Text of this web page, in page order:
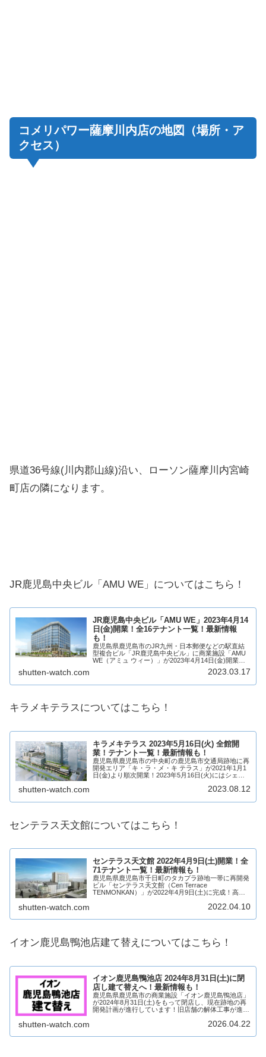
コメリパワー薩摩川内店の地図（場所・ア
クセス）
県道36号線(川内郡山線)沿い、ローソン薩摩川内宮崎
町店の隣になります。
JR鹿児島中央ビル「AMU WE」についてはこちら！
JR鹿児島中央ビル「AMU WE」2023年4月14
日(金)開業！全16テナント一覧！最新情報
も！
鹿児島県鹿児島市のJR九州・日本郵便などの駅直結
型複合ビル「JR鹿児島中央ビル」に商業施設「AMU
WE（アミュ ウィー）」が2023年4月14日(金)開業！
JR鹿児島中央ビルはオフィス、商業施設で構成さ
れ、アミュウィーには山形屋ストアをは...
shutten-watch.com 2023.03.17
キラメキテラスについてはこちら！
キラメキテラス 2023年5月16日(火) 全館開
業！テナント一覧！最新情報も！
鹿児島県鹿児島市の中央町の鹿児島市交通局跡地に再
開発エリア「キ・ラ・メ・キ テラス」が2021年1月1
日(金)より順次開業！2023年5月16日(火)にはシェラ
shutten-watch.com 2023.08.12
センテラス天文館についてはこちら！
センテラス天文館 2022年4月9日(土)開業！全
71テナント一覧！最新情報も！
鹿児島県鹿児島市千日町のタカプラ跡地一帯に再開発
ビル「センテラス天文館（Cen Terrace
TENMONKAN）」が2022年4月9日(土)に完成！高層
店！鹿児島市中心市街地の一等地として...
shutten-watch.com 2022.04.10
イオン鹿児島鴨池店建て替えについてはこちら！
イオン鹿児島鴨池店 2024年8月31日(土)に閉
店し建て替えへ！最新情報も！
鹿児島県鹿児島市の商業施設「イオン鹿児島鴨池店」
が2024年8月31日(土)をもって閉店し、現在跡地の再
開発計画が進行しています！旧店舗の解体工事が進め
をベースとした新たな複合型施設が建設され...
shutten-watch.com 2026.04.22